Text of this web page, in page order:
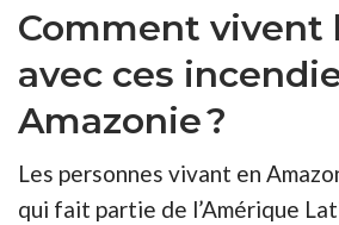
Comment vivent
avec ces
Amazonie ?
Les personnes vivant en
qui fait partie de l’Amérique